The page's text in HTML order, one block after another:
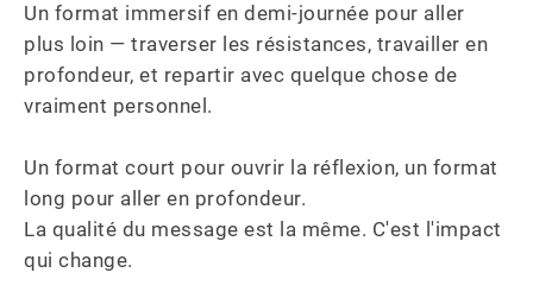
Un format immersif en demi-journée pour aller
plus loin — traverser les résistances, travailler en
profondeur, et repartir avec quelque chose de
vraiment personnel.
Un format court pour ouvrir la réflexion, un format
long pour aller en profondeur.
La qualité du message est la même. C'est l'impact
qui change.